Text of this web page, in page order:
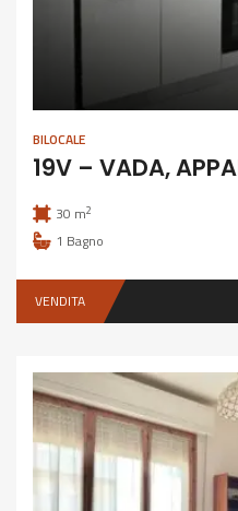
BILOCALE
30 m2
1 Bagno
VENDITA